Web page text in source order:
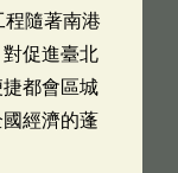
程隨著南港
促進臺北
都會區城
經濟的蓬